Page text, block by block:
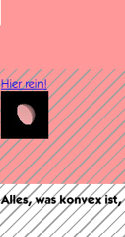
Hier rein!
Alles, was konvex